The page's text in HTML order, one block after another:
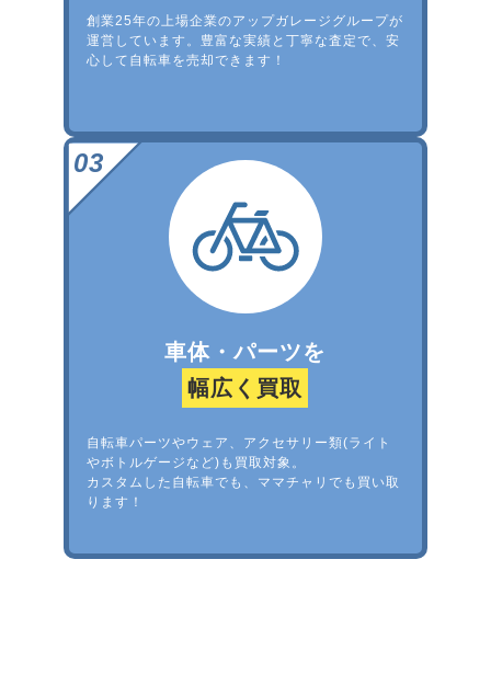
創業25年の上場企業のアップガレージグループが
運営しています。豊富な実績と丁寧な査定で、安
心して自転車を売却できます！
車体・パーツを
幅広く買取
自転車パーツやウェア、アクセサリー類(ライト
やボトルゲージなど)も買取対象。
カスタムした自転車でも、ママチャリでも買い取
ります！